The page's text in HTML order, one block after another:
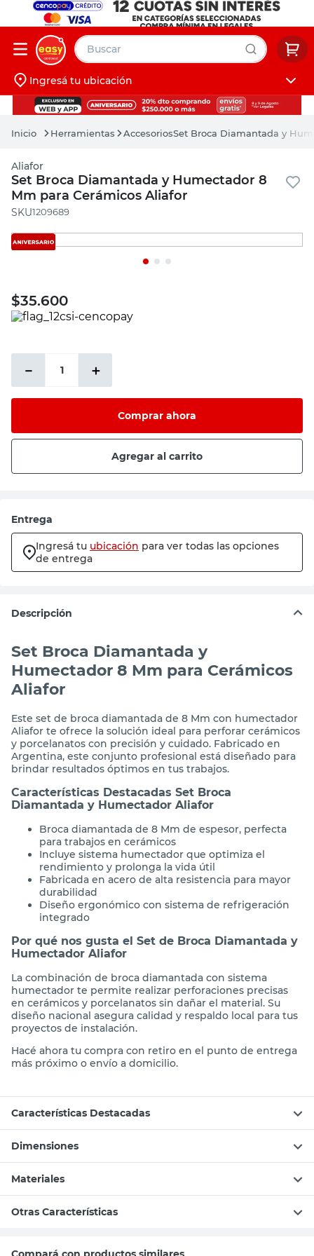
Buscar
Iniciá sesión
Ingresá tu ubicación
Herramientas AccesoriosSet Broca Diamantada y
Aliafor
Set Broca Diamantada y Humectador 8
Mm para Cerámicos Aliafor
:1209689
$35.600
＋
－
Comprar ahora
Agregar al carrito
Entrega
Ingresá tu ubicación
de entrega
Set Broca Diamantada y
Humectador 8 Mm para Cerámicos
Este set de broca diamantada de 8 Mm con humectador
Aliafor te ofrece la solución ideal para perforar cerámicos
y porcelanatos con precisión y cuidado. Fabricado en
Argentina, este conjunto profesional está diseñado para
brindar resultados óptimos en tus trabajos.
Características Destacadas Set Broca
Broca diamantada de 8 Mm de espesor, perfecta
para trabajos en cerámicos
Incluye sistema humectador que optimiza el
rendimiento y prolonga la vida útil
Fabricada en acero de alta resistencia para mayor
durabilidad
Diseño ergonómico con sistema de refrigeración
integrado
Por qué nos gusta el Set de Broca Diamantada y
La combinación de broca diamantada con sistema
humectador te permite realizar perforaciones precisas
en cerámicos y porcelanatos sin dañar el material. Su
diseño nacional asegura calidad y respaldo local para tus
proyectos de instalación.
Hacé ahora tu compra con retiro en el punto de entrega
Características Destacadas
Dimensiones
Materiales
muebles
pintura
escritorio
puertas
placard